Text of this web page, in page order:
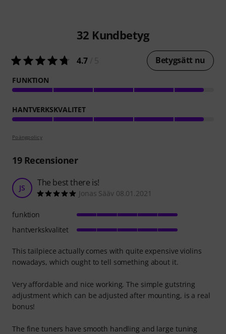
32 Kundbetyg
4.7 Betygsätt nu
FUNKTION
HANTVERKSKVALITET
Poängpolicy
19Recensioner
JS The best there is!
Jonas Sääv 08.01.2021
This tailpiece actually comes with quite expensive violins
nowadays, which ought to tell something about it.
Very affordable and nice working. The simple gutstring
adjustment which can be adjusted after mounting, is a real
bonus!
The fine tuners have smooth handling and large tuning
funktion
hantverkskvalitet